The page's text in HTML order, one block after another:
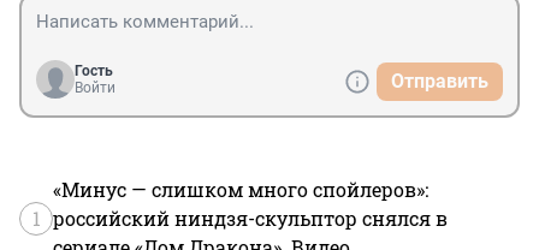
Гость
Войти
Отправить
1
«Минус — слишком много спойлеров»:
российский ниндзя-скульптор снялся в